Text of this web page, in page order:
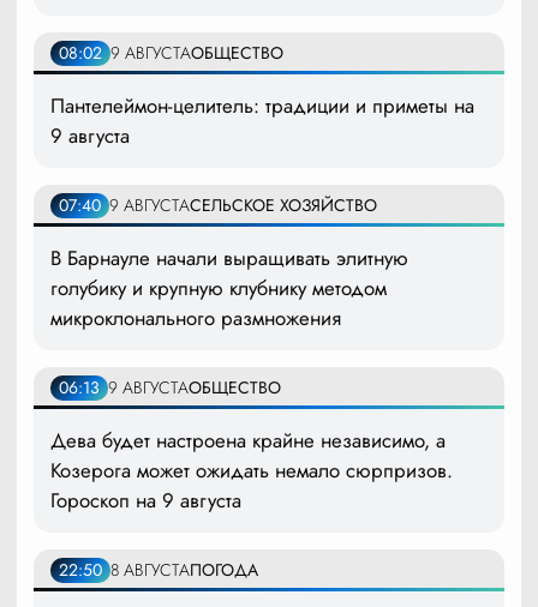
08:02 9 АВГУСТАОБЩЕСТВО
Пантелеймон-целитель: традиции и приметы на
9 августа
07:40 9 АВГУСТАСЕЛЬСКОЕ ХОЗЯЙСТВО
В Барнауле начали выращивать элитную
голубику и крупную клубнику методом
микроклонального размножения
06:13 9 АВГУСТАОБЩЕСТВО
Дева будет настроена крайне независимо, а
Козерога может ожидать немало сюрпризов.
Гороскоп на 9 августа
22:50 8 АВГУСТАПОГОДА